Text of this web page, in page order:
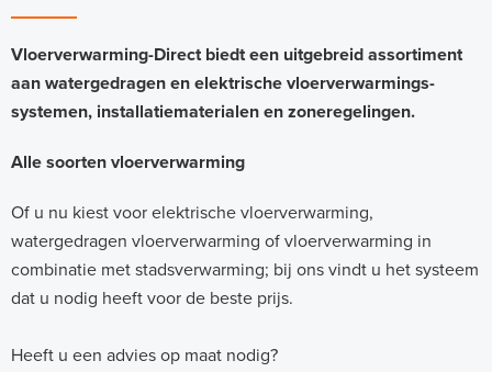
Vloerverwarming-Direct biedt een uitgebreid assortiment
aan watergedragen en elektrische vloerverwarmings-
systemen, installatiematerialen en zoneregelingen.
Alle soorten vloerverwarming
Of u nu kiest voor elektrische vloerverwarming,
watergedragen vloerverwarming of vloerverwarming in
combinatie met stadsverwarming; bij ons vindt u het systeem
dat u nodig heeft voor de beste prijs.
Heeft u een advies op maat nodig?